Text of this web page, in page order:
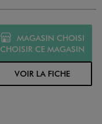
MAGASIN CHOISI
CHOISIR CE MAGASIN
VOIR LA FICHE